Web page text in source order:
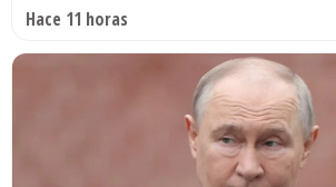
Hace 11 horas